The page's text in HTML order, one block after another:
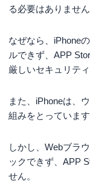
る必要はありません
なぜなら、iPhone
ルできず、APP
厳しいセキュリテ
また、iPhoneは、
組みをとっています
しかし、Webブラ
ックできず、APP
せん。